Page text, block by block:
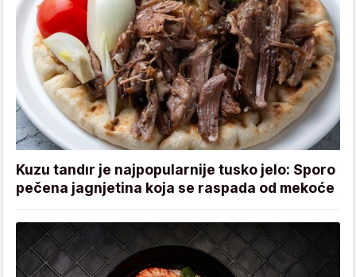
Kuzu tandır je najpopularnije tusko jelo: Sporo
pečena jagnjetina koja se raspada od mekoće